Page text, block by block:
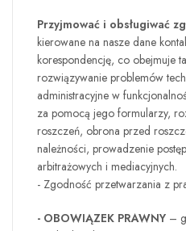
Przyjmować i obsługiwać
kierowane na nasze dane
korespondencję, co obejmuje
rozwiązywanie problemów
administracyjne w
za pomocą jego formularzy,
roszczeń, obrona przed
należności, prowadzenie
arbitrażowych i mediacyjnych.
- Zgodność przetwarzania z
- OBOWIĄZEK PRAWNY –